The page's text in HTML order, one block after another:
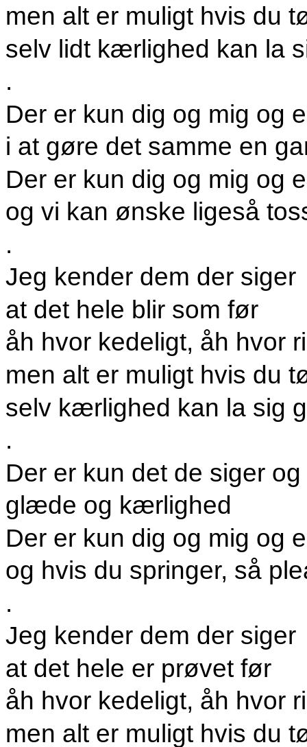
men alt er muligt hvis du
selv lidt kærlighed kan la
.
Der er kun dig og mig og
i at gøre det samme en
Der er kun dig og mig og
og vi kan ønske ligeså
.
Jeg kender dem der siger
at det hele blir som før
åh hvor kedeligt, åh hvor
men alt er muligt hvis du
selv kærlighed kan la sig
.
Der er kun det de siger
glæde og kærlighed
Der er kun dig og mig og
og hvis du springer, så
.
Jeg kender dem der siger
at det hele er prøvet før
åh hvor kedeligt, åh hvor
men alt er muligt hvis du